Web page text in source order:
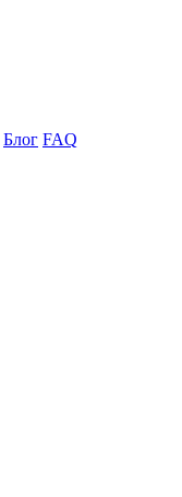
Блог FAQ